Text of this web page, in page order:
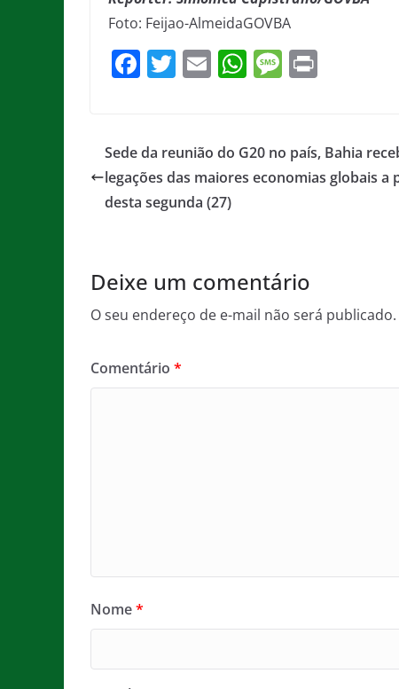
Foto: Feijao-AlmeidaGOVBA
F
e
b
o
T
er
E
l
W
s
A
M
a
g
Sede da reunião do G20 no país, Bahia
legações das maiores economias globais a
desta segunda (27)
Deixe um comentário
O seu endereço de e-mail não será publicado.
Comentário *
Nome*